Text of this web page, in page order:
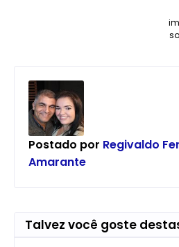
Postado por Regivaldo
Amarante
Talvez você goste